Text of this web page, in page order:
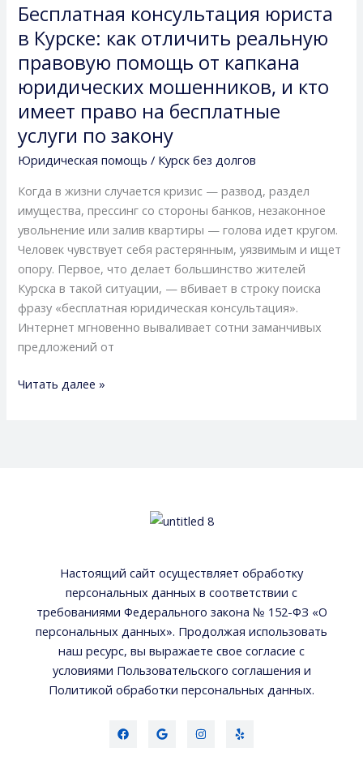
Бесплатная консультация юриста
в Курске: как отличить реальную
правовую помощь от капкана
юридических мошенников, и кто
имеет право на бесплатные
услуги по закону
Юридическая помощь / Курск без долгов
Когда в жизни случается кризис — развод, раздел
имущества, прессинг со стороны банков, незаконное
увольнение или залив квартиры — голова идет кругом.
Человек чувствует себя растерянным, уязвимым и ищет
опору. Первое, что делает большинство жителей
Курска в такой ситуации, — вбивает в строку поиска
фразу «бесплатная юридическая консультация».
Интернет мгновенно вываливает сотни заманчивых
предложений от
Бесплатная
консультация
юриста
в
Курске:
как
реальную
правовую
помощь
от
капкана
юридических
мошенников,
и
кто
имеет
право
бесплатные
Читать далее »
Настоящий сайт осуществляет обработку
персональных данных в соответствии с
требованиями Федерального закона № 152-ФЗ «О
персональных данных». Продолжая использовать
наш ресурс, вы выражаете свое согласие с
условиями Пользовательского соглашения и
Политикой обработки персональных данных.